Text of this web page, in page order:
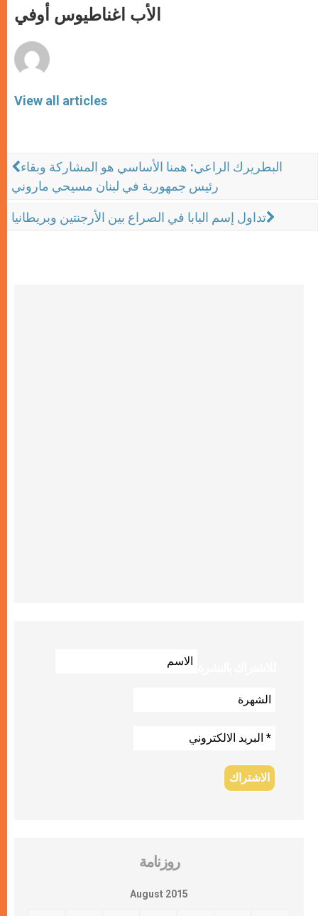
p e
o
k
r
الأب اغناطيوس أوفي
View all articles
البطريرك الراعي: همنا الأساسي هو المشاركة وبقاء
رئيس جمهورية في لبنان مسيحي ماروني
تداول إسم البابا في الصراع بين الأرجنتين وبريطانيا
روزنامة
August 2015